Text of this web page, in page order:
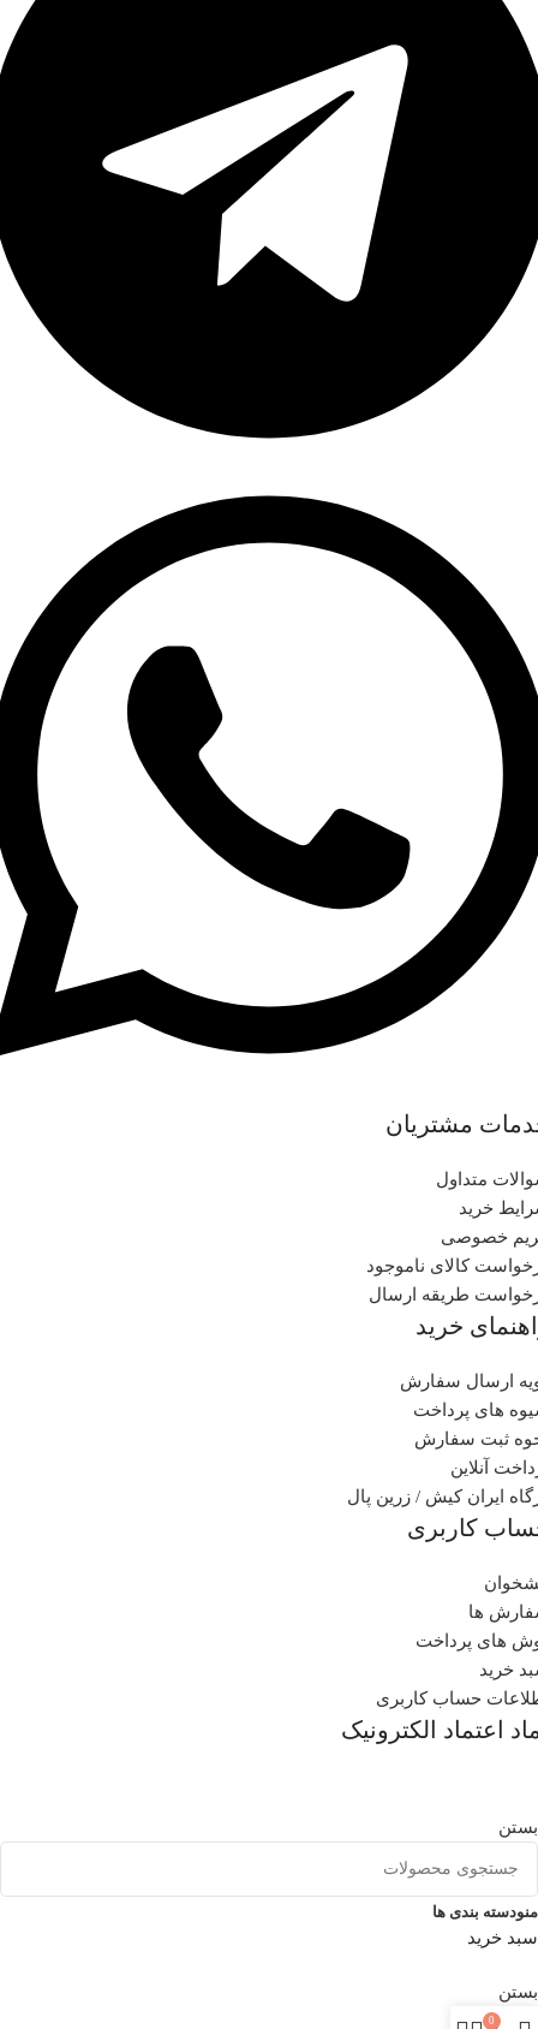
مشتریان
متداول
خرید
خصوصی
کالای ناموجود
طریقه ارسال
خرید
ارسال سفارش
های پرداخت
ثبت سفارش
آنلاین
ایران کیش / زرین پال
کاربری
ها
های پرداخت
خرید
حساب کاربری
اعتماد الکترونیک
بستن
منودسته بندی ها
سبد خرید
بستن
0